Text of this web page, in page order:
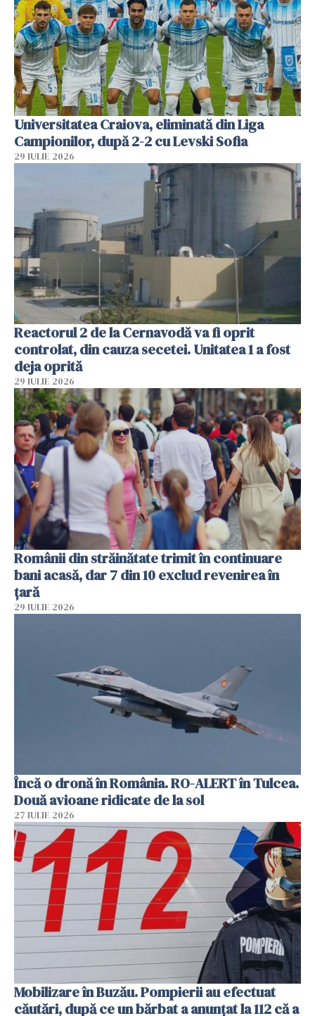
Universitatea Craiova, eliminată din Liga
Campionilor, după 2-2 cu Levski Sofia
29 IULIE 2026
Reactorul 2 de la Cernavodă va fi oprit
controlat, din cauza secetei. Unitatea 1 a fost
deja oprită
29 IULIE 2026
Românii din străinătate trimit în continuare
bani acasă, dar 7 din 10 exclud revenirea în
țară
29 IULIE 2026
Încă o dronă în România. RO-ALERT în Tulcea.
Două avioane ridicate de la sol
27 IULIE 2026
Mobilizare în Buzău. Pompierii au efectuat
căutări, după ce un bărbat a anunțat la 112 că a